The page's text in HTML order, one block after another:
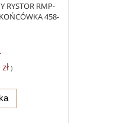
RYSTOR RMP-
458-
)